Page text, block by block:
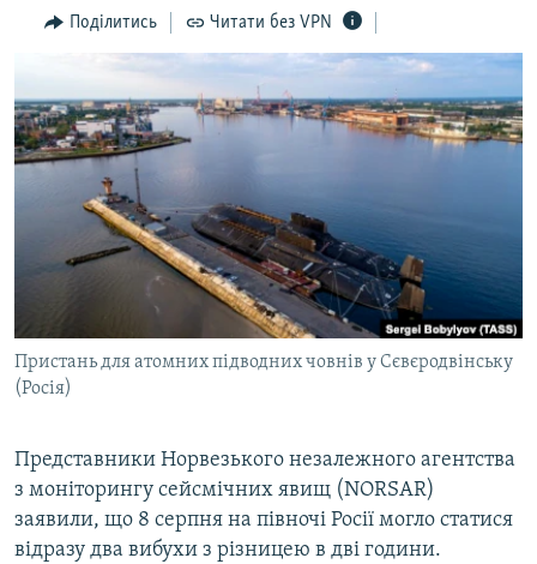
Перейти
ПОГЛЯД
ВСЕ ЗА ДЕНЬ
СПЕЦПРОЕКТИ
ДЕПОРТАЦІЯ
ВІДЕОУРОКИ «ELIFBE»
СВІДЧЕННЯ ОКУПАЦІЇ
УКРАЇНСЬКА ПРОБЛЕМА КРИМУ
ІНФОГРАФІКА
ЯК ОБІЙТИ БЛОКУВАННЯ
Русский
ДОЛУЧАЙСЯ!
Усі сайти RFE/RL
Поділитись Читати без VPN
Пристань для атомних підводних човнів у Сєвєродвінську
(Росія)
Представники Норвезького незалежного агентства
з моніторингу сейсмічних явищ (NORSAR)
заявили, що 8 серпня на півночі Росії могло статися
відразу два вибухи з різницею в дві години.